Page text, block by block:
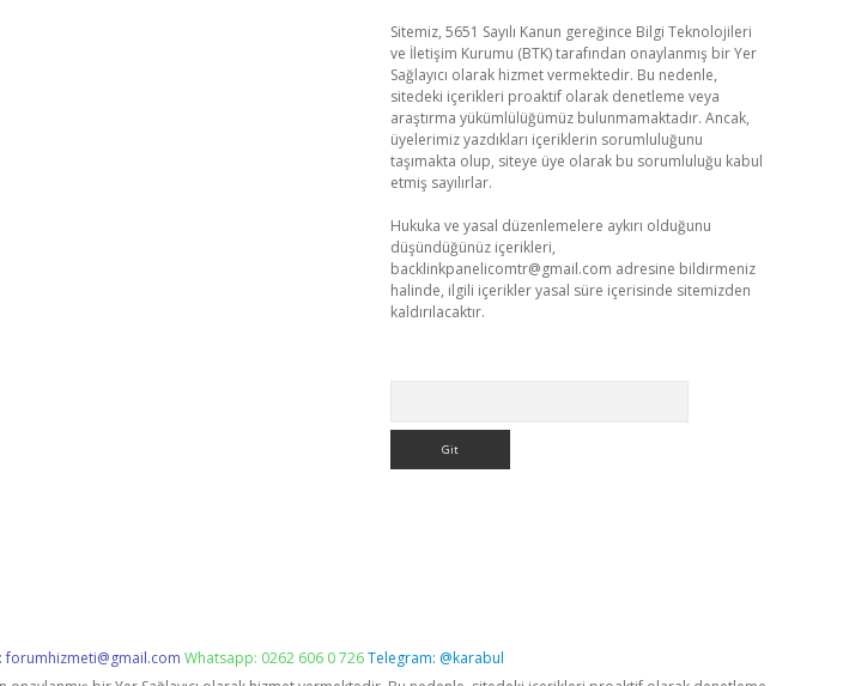
Sitemiz, 5651 Sayılı Kanun gereğince Bilgi Teknolojileri
ve İletişim Kurumu (BTK) tarafından onaylanmış bir Yer
Sağlayıcı olarak hizmet vermektedir. Bu nedenle,
sitedeki içerikleri proaktif olarak denetleme veya
araştırma yükümlülüğümüz bulunmamaktadır. Ancak,
üyelerimiz yazdıkları içeriklerin sorumluluğunu
taşımakta olup, siteye üye olarak bu sorumluluğu kabul
etmiş sayılırlar.
Hukuka ve yasal düzenlemelere aykırı olduğunu
düşündüğünüz içerikleri,
backlinkpanelicomtr@gmail.com adresine bildirmeniz
halinde, ilgili içerikler yasal süre içerisinde sitemizden
kaldırılacaktır.
forumhizmeti@gmail.com Whatsapp: 0262 606 0 726Telegram: @karabul